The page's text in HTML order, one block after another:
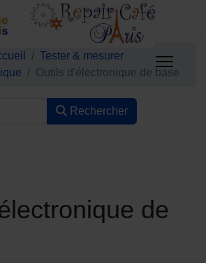
Tester & mesurer
Outils d'électronique de base
Rechercher
de